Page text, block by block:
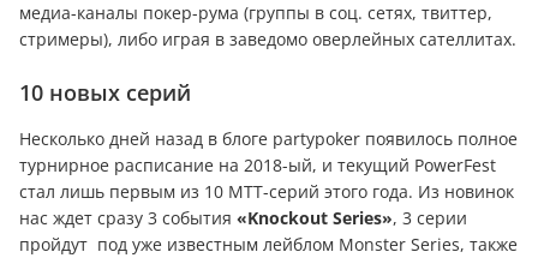
медиа-каналы покер-рума (группы в соц. сетях, твиттер,
стримеры), либо играя в заведомо оверлейных сателлитах.
10 новых серий
Несколько дней назад в блоге partypoker появилось полное
турнирное расписание на 2018-ый, и текущий PowerFest
стал лишь первым из 10 МТТ-серий этого года. Из новинок
нас ждет сразу 3 события «Knockout Series», 3 серии
пройдут под уже известным лейблом Monster Series, также